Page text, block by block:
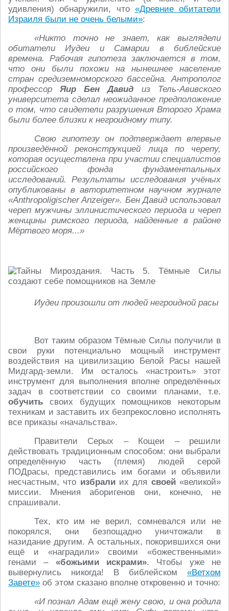
удивления) обнаружили, что «Древние обитатели
Израиля были не очень белыми»:
«Никто точно не знает, как выглядели
обитатели Иудеи и Самарии в библейские
времена. Рабочая гипотеза заключается в том,
что они были похожи на нынешнее население
стран средиземноморского бассейна. Антрополог
профессор Яир Бен Давид из Тель-Авивского
университета сделал неожиданное предположение
о том, что свидетели разрушения Второго Храма
были более близки к негроидному типу.
Свою гипотезу он подтверждает впервые
произведённой реконструкцией лица по черепу,
которая осуществлена при участии специалистов
российского фонда фундаментальных
исследований. Результаты исследования учёных
опубликованы в авторитетном научном журнале
«Anthropoligischer Anzeiger». Бен Давид использовал
череп мужчины эллинистического периода и череп
женщины римского периода, найденные в районе
Мёртвого моря...»
Иудеи произошли от людей негроидной расы
Вот таким образом Тёмные Силы получили в
свои руки потенциально мощный инструмент
воздействия на цивилизацию Белой Расы нашей
Мидгард-земли. Им осталось «настроить» этот
инструмент для выполнения вполне определённых
задач в соответствии со своими планами, т.е.
обучить своих будущих помощников некоторым
техникам и заставить их безпрекословно исполнять
все приказы «начальства».
Правители Серых – Кощеи – решили
действовать традиционным способом: они выбрали
определённую часть (племя) людей серой
ПОДрасы, представились им богами и объявили
несчастным, что избралиих для своей«великой»
миссии. Мнения аборигенов они, конечно, не
спрашивали.
Тех, кто им не верил, сомневался или не
покорялся, они безпощадно уничтожали в
назидание другим. А остальных, покорившихся они
ещё и «наградили» своими «божественными»
генами – «божьими искрами». Чтобы уже не
вывернулись никогда! В библейском «Ветхом
Завете» об этом сказано вполне откровенно и точно:
«И познал Адам ещё жену свою, и она родила